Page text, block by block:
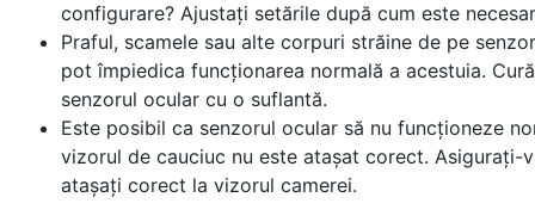
configurare? Ajustați setările după cum este
Praful, scamele sau alte corpuri străine de pe
pot împiedica funcționarea normală a acestuia.
senzorul ocular cu o suflantă.
Este posibil ca senzorul ocular să nu funcționeze
vizorul de cauciuc nu este atașat corect. Asigurați-
atașați corect la vizorul camerei.